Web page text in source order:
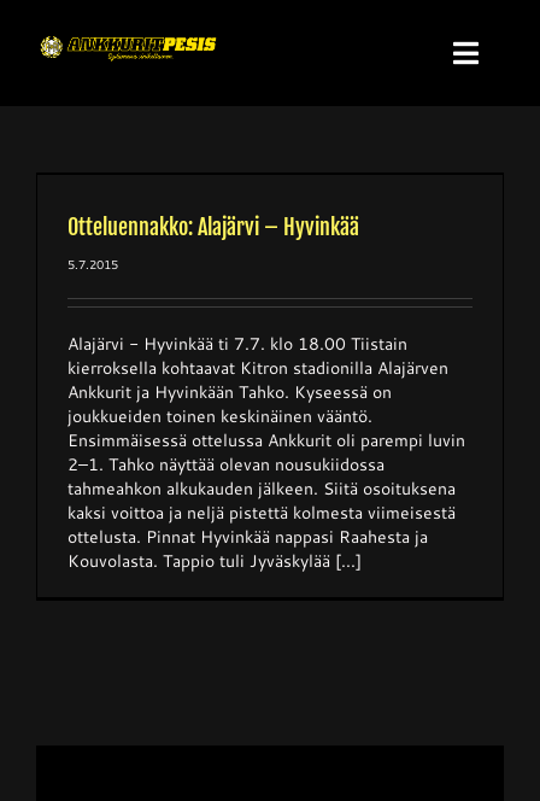
content
Uutiset
Miesten Superpesis
Naisten Ykköspesis
Suomensarja
Nuorten Superpesis
Otteluennakko: Alajärvi – Hyvinkää
5.7.2015
Alajärvi - Hyvinkää ti 7.7. klo 18.00 Tiistain
kierroksella kohtaavat Kitron stadionilla Alajärven
Ankkurit ja Hyvinkään Tahko. Kyseessä on
joukkueiden toinen keskinäinen vääntö.
Ensimmäisessä ottelussa Ankkurit oli parempi luvin
2–1. Tahko näyttää olevan nousukiidossa
tahmeahkon alkukauden jälkeen. Siitä osoituksena
kaksi voittoa ja neljä pistettä kolmesta viimeisestä
ottelusta. Pinnat Hyvinkää nappasi Raahesta ja
Kouvolasta. Tappio tuli Jyväskylää [...]